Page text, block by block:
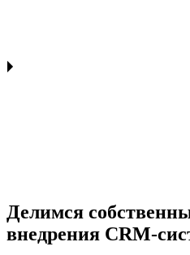
Делимся
внедрения CRM-